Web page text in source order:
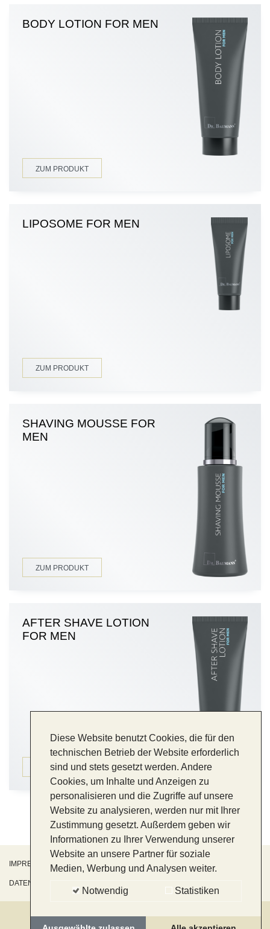
Diese Website benutzt Cookies, die für den
technischen Betrieb der Website erforderlich
sind und stets gesetzt werden. Andere
Cookies, um Inhalte und Anzeigen zu
personalisieren und die Zugriffe auf unsere
Website zu analysieren, werden nur mit Ihrer
Zustimmung gesetzt. Außerdem geben wir
Informationen zu Ihrer Verwendung unserer
Website an unsere Partner für soziale
Medien, Werbung und Analysen weiter.
Notwendig Statistiken
BODY LOTION FOR MEN
ZUM PRODUKT
LIPOSOME FOR MEN
ZUM PRODUKT
SHAVING MOUSSE FOR
MEN
ZUM PRODUKT
AFTER SHAVE LOTION
FOR MEN
ZUM PRODUKT
IMPRESSUM
DATENSCHUTZ